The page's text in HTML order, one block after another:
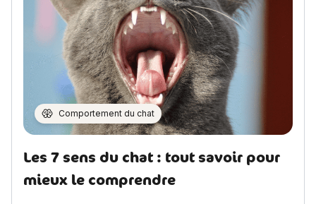
Comportement du chat
Les 7 sens du chat : tout savoir pour
mieux le comprendre